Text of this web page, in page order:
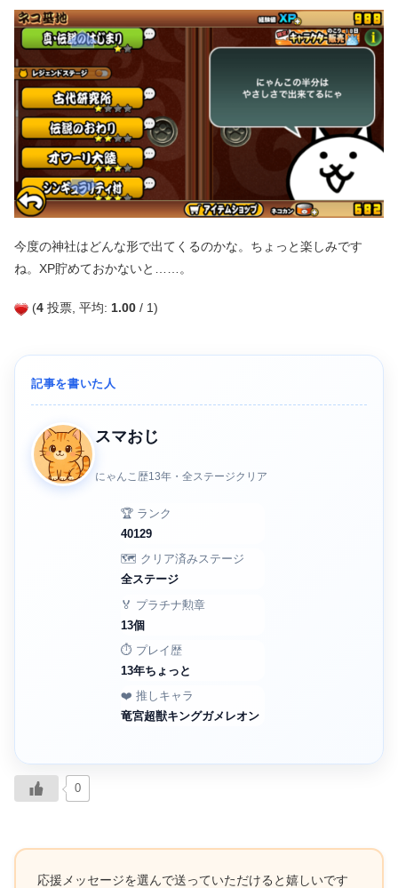
今度の神社はどんな形で出てくるのかな。ちょっと楽しみです
ね。XP貯めておかないと……。
(4 投票, 平均: 1.00 / 1)
記事を書いた人
スマおじ
にゃんこ歴13年・全ステージクリア
🏆 ランク
40129
🗺️ クリア済みステージ
全ステージ
🏅 プラチナ勲章
13個
⏱️ プレイ歴
13年ちょっと
❤️ 推しキャラ
竜宮超獣キングガメレオン
0
応援メッセージを選んで送っていただけると嬉しいです